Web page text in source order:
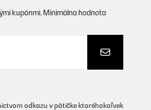
kupónmi. Minimálna hodnota
odkazu v pätičke ktoréhokoľvek